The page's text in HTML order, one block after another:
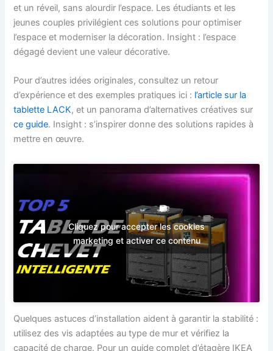
et un réveil, sans alourdir l’espace. Les étudiants et les
jeunes couples privilégient ces solutions pour optimiser
l’espace et moderniser la décoration. Insight : l’espace
dégagé devient une valeur décorative.
Pour d’autres idées originales, consultez un retour
d’expérience et des exemples pratiques ici : l’article sur la
tablette LACK, et un panorama d’alternatives créatives sur
ce guide. Insight : s’inspirer donne des solutions rapides à
mettre en œuvre.
Cliquez pour accepter les cookies
marketing et activer ce contenu
Quelques astuces d’installation aident à garantir la stabilité :
utilisez des vis adaptées au type de mur et vérifiez la
capacité de charge. Pour un guide complet d’étagère IKEA